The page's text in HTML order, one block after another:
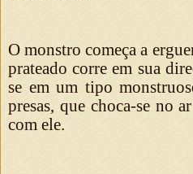
O monstro começa a
prateado corre em sua
se em um tipo
presas, que choca-se no
com ele.